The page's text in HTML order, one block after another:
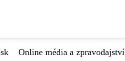
Online média a zpravodajství